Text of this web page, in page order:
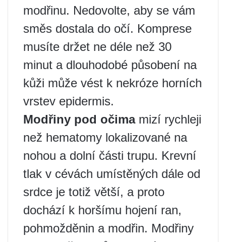
modřinu. Nedovolte, aby se vám
směs dostala do očí. Komprese
musíte držet ne déle než 30
minut a dlouhodobé působení na
kůži může vést k nekróze horních
vrstev epidermis.
Modřiny pod očimamizí rychleji
než hematomy lokalizované na
nohou a dolní části trupu. Krevní
tlak v cévách umístěných dále od
srdce je totiž větší, a proto
dochází k horšímu hojení ran,
pohmožděnin a modřin. Modřiny